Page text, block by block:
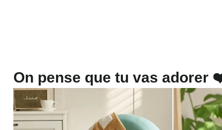
On pense que tu vas adorer